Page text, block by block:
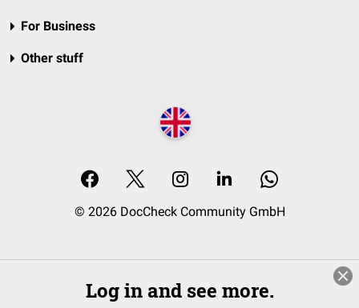
For Business
Other stuff
© 2026 DocCheck Community GmbH
Log in and see more.